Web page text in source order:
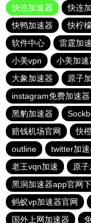
快连加速器
快连
快鸭加速器
快柠
软件中心
雷霆加速
小美vpn
小美加速
大象加速器
原子
instagram免费加速器
黑豹加速器
赔钱机场官网
快
outline
twitter加
老王vqn加速
原
黑洞加速器app官网
蚂蚁vp加速器官网
国外上网加速器